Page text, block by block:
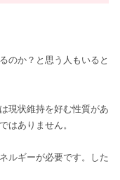
のか？と思う人もいると
現状維持を好む性質があ
はありません。
ルギーが必要です。した